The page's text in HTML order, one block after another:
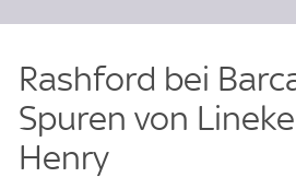
Rashford bei
Spuren von
Henry